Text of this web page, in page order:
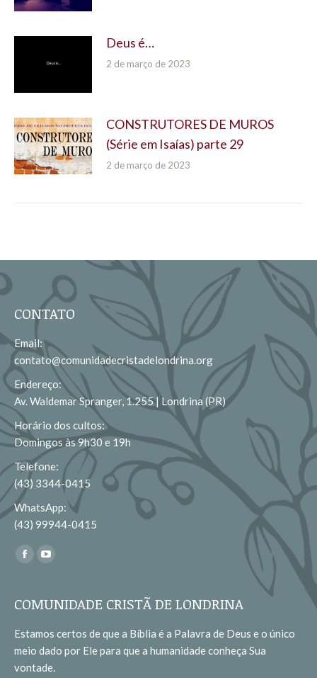
Deus é…
2 de março de 2023
CONSTRUTORES DE MUROS
(Série em Isaías) parte 29
2 de março de 2023
CONTATO
Email:
contato@comunidadecristadelondrina.org
Endereço:
Av. Waldemar Spranger, 1.255 | Londrina (PR)
Horário dos cultos:
Domingos às 9h30 e 19h
Telefone:
(43) 3344-0415
WhatsApp:
(43) 99944-0415
Encontre-nos em:
Facebook
opens
new
window
opens
new
window
COMUNIDADE CRISTÃ DE LONDRINA
Estamos certos de que a Bíblia é a Palavra de Deus e o único
meio dado por Ele para que a humanidade conheça Sua
vontade.